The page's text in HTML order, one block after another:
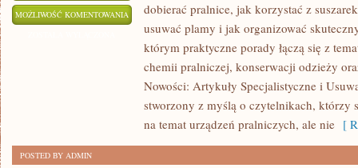
MOŻLIWOŚĆ KOMENTOWANIA DOMOWE
TRIKI
dobierać pralnice, jak korzystać z
usuwać plamy i jak organizować
którym praktyczne porady łączą się z
chemii pralniczej, konserwacji odzieży
Nowości: Artykuły Specjalistyczne i
stworzony z myślą o czytelnikach, którzy
na temat urządzeń pralniczych, ale nie [
POSTED BY ADMIN